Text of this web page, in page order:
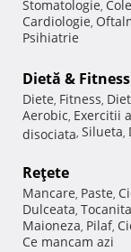
Stomatologie,
Cardiologie,
Psihiatrie
Dietă & Fitness
Diete, Fitness,
Aerobic, Exercitii
disociata, Silueta,
Reţete
Mancare, Paste,
Dulceata, Tocanita
Maioneza, Pilaf,
Ce mancam azi